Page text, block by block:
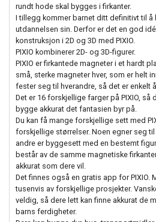
rundt hode skal bygges i firkanter.
I tillegg kommer barnet ditt definitivt til å
utdannelsen sin. Derfor er det en god
konstruksjon i 2D og 3D med PIXIO.
PIXIO kombinerer 2D- og 3D-figurer.
PIXIO er firkantede magneter i et hardt
små, sterke magneter hver, som er helt
fester seg til hverandre, så det er enkelt
Det er 16 forskjellige farger på PIXIO,
bygge akkurat det fantasien byr på.
Du kan få mange forskjellige sett med
forskjellige størrelser. Noen egner seg
andre er byggesett med en bestemt
består av de samme magnetiske
akkurat som dere vil.
Det finnes også en gratis app for PIXIO.
tusenvis av forskjellige prosjekter.
veldig, så dere lett kan finne akkurat de
barns ferdigheter.